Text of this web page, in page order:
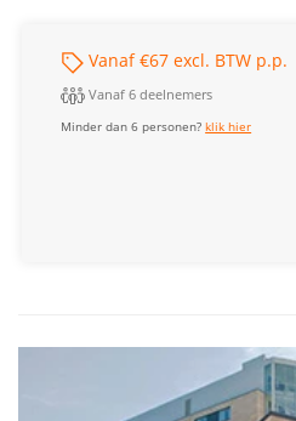
Vanaf €67 excl. BTW p.p.
Vanaf 6 deelnemers
Minder dan 6 personen?klik hier